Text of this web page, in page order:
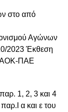
στο από
Αγώνων
2023 Έκθεση
ΠΑΕ
1, 2, 3 και 4
α και ε του